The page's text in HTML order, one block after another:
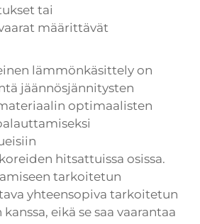
tai
määrittävät
lämmönkäsittely on
jäännösjännitysten
optimaalisten
hitsattuissa osissa.
tarkoitetun
yhteensopiva tarkoitetun
eikä se saa vaarantaa